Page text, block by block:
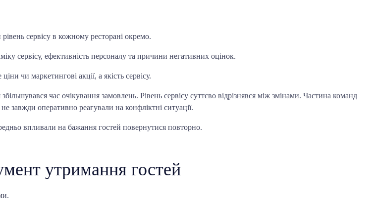
сервісу в кожному ресторані окремо.
сервісу, ефективність персоналу та причини негативних оцінок.
чи маркетингові акції, а якість сервісу.
час очікування замовлень. Рівень сервісу суттєво відрізнявся між змінами. Частина команд
завжди оперативно реагували на конфліктні ситуації.
впливали на бажання гостей повернутися повторно.
утримання гостей